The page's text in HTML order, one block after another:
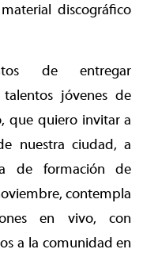
discográfico
de entregar
talentos jóvenes de
que quiero invitar a
nuestra ciudad, a
de formación de
contempla
en vivo, con
a la comunidad en